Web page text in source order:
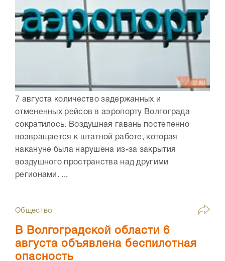
7 августа количество задержанных и
отмененных рейсов в аэропорту Волгограда
сократилось. Воздушная гавань постепенно
возвращается к штатной работе, которая
накануне была нарушена из-за закрытия
воздушного пространства над другими
регионами. ...
Общество
В Волгоградской области 6
августа объявлена беспилотная
опасность